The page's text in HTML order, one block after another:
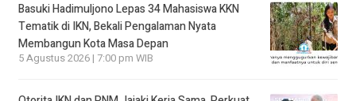
Basuki Hadimuljono Lepas 34 Mahasiswa KKN
Tematik di IKN, Bekali Pengalaman Nyata
Membangun Kota Masa Depan
5 Agustus 2026 | 7:00 pm WIB